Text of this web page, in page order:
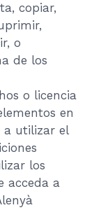
copiar,
o
de los
o licencia
en
a utilizar el
los
acceda a